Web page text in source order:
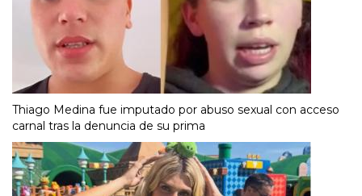
Thiago Medina fue imputado por abuso sexual con acceso
carnal tras la denuncia de su prima